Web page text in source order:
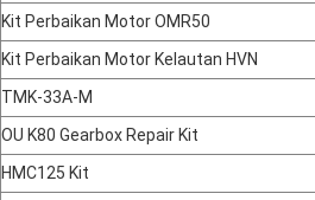
Kit Perbaikan Motor OMR50
Kit Perbaikan Motor Kelautan HVN
TMK-33A-M
OU K80 Gearbox Repair Kit
HMC125 Kit